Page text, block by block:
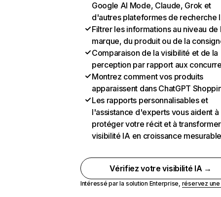
Google AI Mode, Claude, Grok et
d'autres plateformes de recherche
Filtrer les informations au niveau de
marque, du produit ou de la
Comparaison de la visibilité et de la
perception par rapport aux
Montrez comment vos produits
apparaissent dans ChatGPT
Les rapports personnalisables et
l'assistance d'experts vous aident à
protéger votre récit et à
visibilité IA en croissance
Vérifiez votre visibilité IA →
Intéressé par la solution Enterprise, réservez